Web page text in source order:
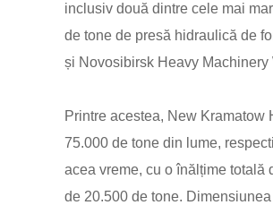
inclusiv două dintre cele mai
de tone de presă hidraulică de
și Novosibirsk Heavy Machinery
Printre acestea, New
75.000 de tone din lume,
acea vreme, cu o înălțime totală
de 20.500 de tone.